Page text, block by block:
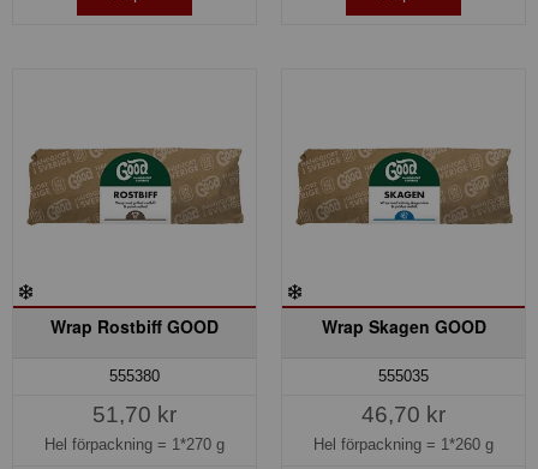
Wrap Rostbiff GOOD
555380
51,70 kr
Hel förpackning = 1*270 g
Wrap Skagen GOOD
555035
46,70 kr
Hel förpackning = 1*260 g